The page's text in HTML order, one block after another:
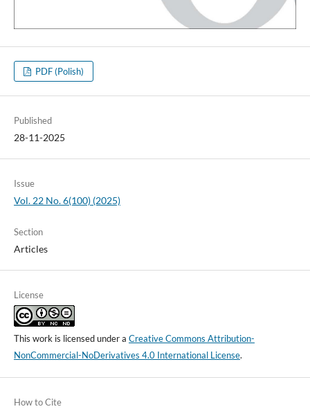
PDF (Polish)
Published
28-11-2025
Issue
Vol. 22 No. 6(100) (2025)
Section
Articles
License
This work is licensed under a Creative Commons Attribution-
NonCommercial-NoDerivatives 4.0 International License.
How to Cite